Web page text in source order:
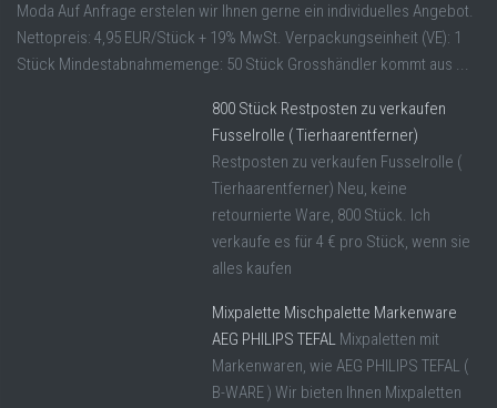
Moda Auf Anfrage erstelen wir Ihnen gerne ein individuelles Angebot.
Nettopreis: 4,95 EUR/Stück + 19% MwSt. Verpackungseinheit (VE): 1
Stück Mindestabnahmemenge: 50 Stück Grosshändler kommt aus ...
800 Stück Restposten zu verkaufen
Fusselrolle ( Tierhaarentferner)
Restposten zu verkaufen Fusselrolle (
Tierhaarentferner) Neu, keine
retournierte Ware, 800 Stück. Ich
verkaufe es für 4 € pro Stück, wenn sie
alles kaufen
Mixpalette Mischpalette Markenware
AEG PHILIPS TEFAL Mixpaletten mit
Markenwaren, wie AEG PHILIPS TEFAL (
B-WARE ) Wir bieten Ihnen Mixpaletten